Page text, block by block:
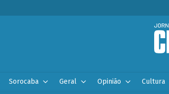
Sorocaba Geral Opinião Cultura